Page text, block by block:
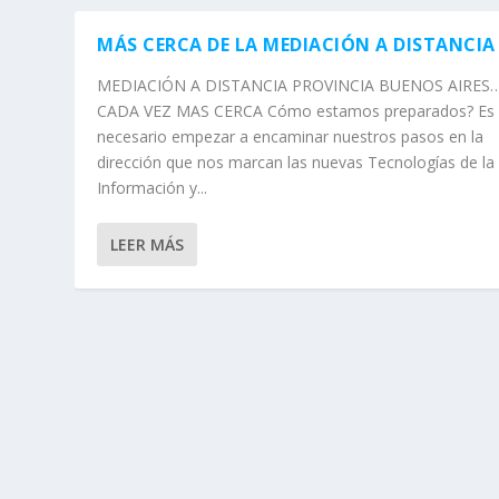
MÁS CERCA DE LA MEDIACIÓN A
MEDIACIÓN A DISTANCIA PROVINCIA BUENOS
CADA VEZ MAS CERCA Cómo estamos preparados? Es
necesario empezar a encaminar nuestros pasos en la
dirección que nos marcan las nuevas Tecnologías de la
Información y...
LEER MÁS